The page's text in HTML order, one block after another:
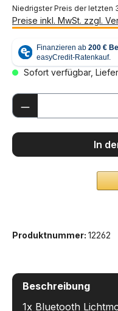
Niedrigster Preis der letzten
Preise inkl. MwSt. zzgl.
Sofort verfügbar,
Produkt
In
Produktnummer: 12262
Beschreibung
1x Bluetooth